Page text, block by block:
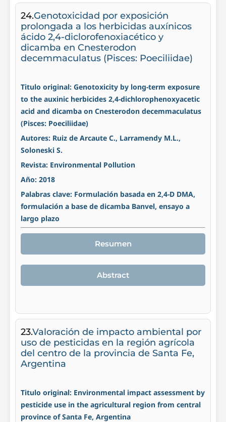
24.Genotoxicidad por exposición
prolongada a los herbicidas auxínicos
ácido 2,4-diclorofenoxiacético y
dicamba en Cnesterodon
decemmaculatus (Pisces: Poeciliidae)
Titulo original: Genotoxicity by long-term exposure
to the auxinic herbicides 2,4-dichlorophenoxyacetic
acid and dicamba on Cnesterodon decemmaculatus
(Pisces: Poeciliidae)
Autores: Ruiz de Arcaute C., Larramendy M.L.,
Soloneski S.
Revista: Environmental Pollution
Año: 2018
Palabras clave: Formulación basada en 2,4-D DMA,
formulación a base de dicamba Banvel, ensayo a
largo plazo
Resumen
Abstract
23.Valoración de impacto ambiental por
uso de pesticidas en la región agrícola
del centro de la provincia de Santa Fe,
Argentina
Titulo original: Environmental impact assessment by
pesticide use in the agricultural region from central
province of Santa Fe, Argentina